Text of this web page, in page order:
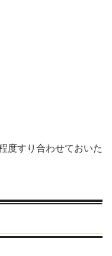
度すり合わせておいた